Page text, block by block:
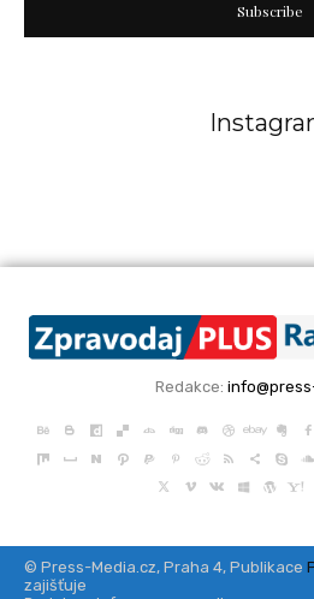
Subscribe
Redakce:
© Press-Media.cz, Praha 4, Publikace
zajišťuje